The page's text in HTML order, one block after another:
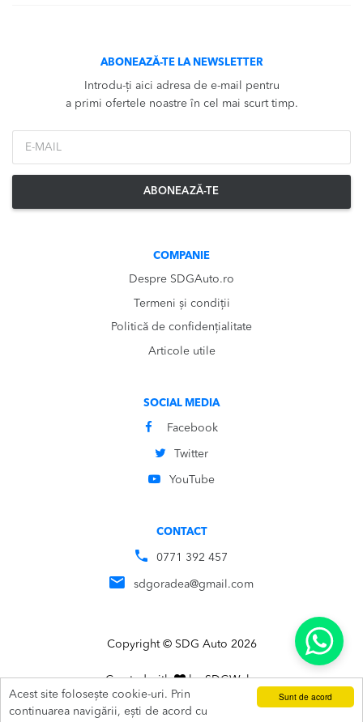
Sunt de acord
Acest site folosește cookie-uri. Prin
continuarea navigării, ești de acord cu
ABONEAZĂ-TE LA NEWSLETTER
Introdu-ți aici adresa de e-mail pentru
a primi ofertele noastre în cel mai scurt timp.
ABONEAZĂ-TE
COMPANIE
Despre SDGAuto.ro
Termeni și condiții
Politică de confidențialitate
Articole utile
SOCIAL MEDIA
Facebook
Twitter
YouTube
CONTACT
0771 392 457
sdgoradea@gmail.com
Copyright © SDG Auto 2026
Created with bySDGWebs
ADAUGĂ ÎN COȘ